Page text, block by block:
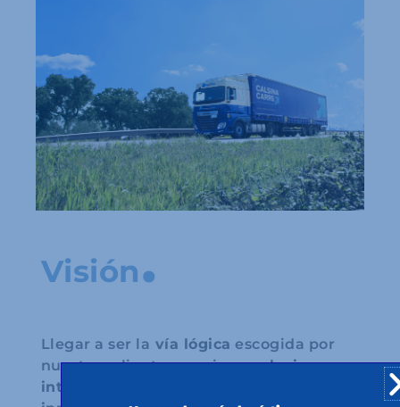
Visión.
Llegar a ser la vía lógica escogida por
nuestros clientes gracias asoluciones
integradas, personalizadas e